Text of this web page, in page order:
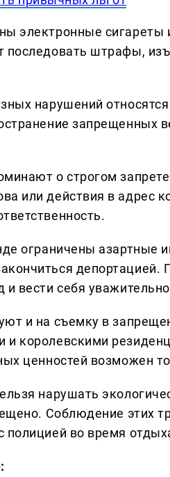
электронные сигареты
последовать штрафы,
нарушений
запрещенных
о строгом
или действия в адрес
ограничены азартные
депортацией.
и вести себя
и на съемку в
и королевскими
ценностей возможен
нарушать
Соблюдение этих
полицией во время